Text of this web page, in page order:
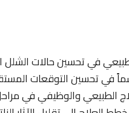
في تحسين حالات
في تحسين التوقعات
الطبيعي والوظيفي في